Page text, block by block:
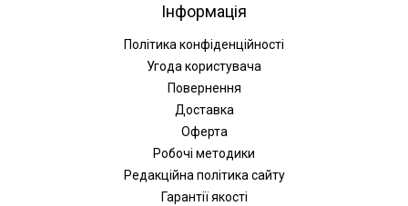
Інформація
Політика конфіденційності
Угода користувача
Повернення
Доставка
Оферта
Робочі методики
Редакційна політика сайту
Гарантії якості